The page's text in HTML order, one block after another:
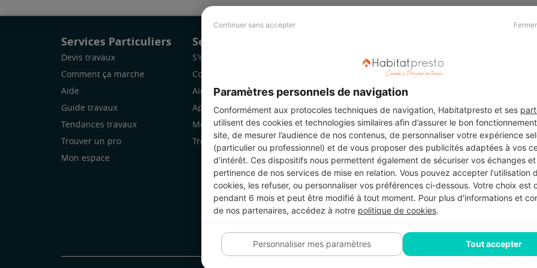
Continuer sans accepter
Paramètres personnels de navigation
Conformément aux protocoles techniques de navigation, Habitatpresto et ses
utilisent des cookies et technologies similaires afin d’assurer le bon
site, de mesurer l’audience de nos contenus, de personnaliser votre expérience
(particulier ou professionnel) et de vous proposer des publicités adaptées à vos
d’intérêt. Ces dispositifs nous permettent également de sécuriser vos échanges
pertinence de nos services de mise en relation. Vous pouvez accepter l'utilisation
cookies, les refuser, ou personnaliser vos préférences ci-dessous. Votre choix est
pendant 6 mois et peut être modifié à tout moment. Pour plus d'informations et
de nos partenaires, accédez à notre politique de cookies.
Personnaliser mes paramètres Tout accepter
Services Particuliers
Devis travaux
Comment ça marche
Aide
Guide travaux
Tendances travaux
Trouver un pro
Mon espace
Services Pro
S'inscrire
Comment ça marche
Aide
Application Mobile
Mon espace
Trouver des chantiers
Revue de presse
Légal
Charte cookies
Suivez-nous